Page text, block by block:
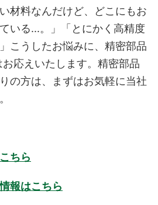
材料なんだけど、どこにもお
いる...。」「とにかく高精度
こうしたお悩みに、精密部品
応えいたします。精密部品
の方は、まずはお気軽に当社
ちら
報はこちら